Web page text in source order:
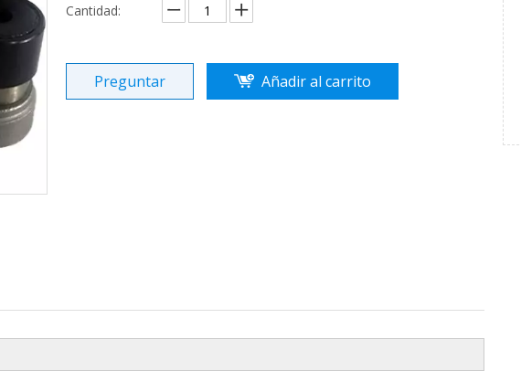
Cantidad:
Preguntar Añadir al carrito